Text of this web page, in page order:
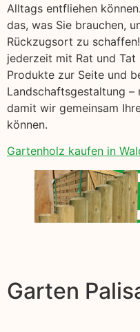
Alltags entfliehen
das, was Sie brauchen,
Rückzugsort zu
jederzeit mit Rat und
Produkte zur Seite und
Landschaftsgestaltung –
damit wir gemeinsam
können.
Gartenholz kaufen in
Garten